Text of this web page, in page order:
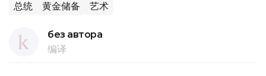
总统 黄金储备 艺术
без автора
编译